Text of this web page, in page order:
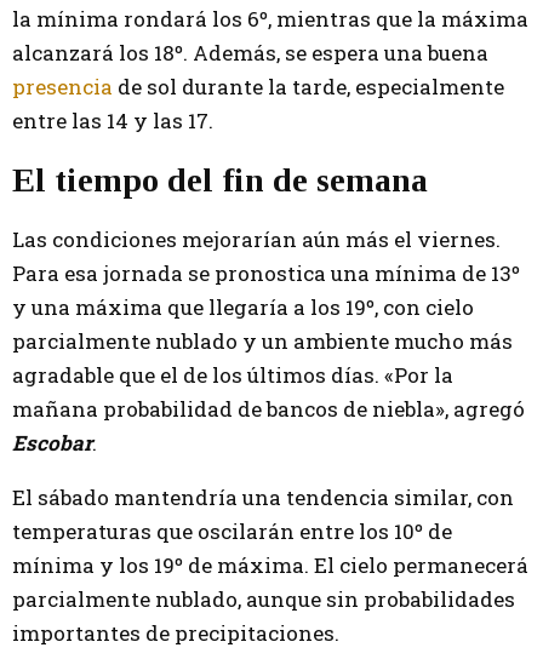
la mínima rondará los 6º, mientras que la máxima
alcanzará los 18º. Además, se espera una buena
presencia de sol durante la tarde, especialmente
entre las 14 y las 17.
El tiempo del fin de semana
Las condiciones mejorarían aún más el viernes.
Para esa jornada se pronostica una mínima de 13º
y una máxima que llegaría a los 19º, con cielo
parcialmente nublado y un ambiente mucho más
agradable que el de los últimos días. «Por la
mañana probabilidad de bancos de niebla», agregó
Escobar.
El sábado mantendría una tendencia similar, con
temperaturas que oscilarán entre los 10º de
mínima y los 19º de máxima. El cielo permanecerá
parcialmente nublado, aunque sin probabilidades
importantes de precipitaciones.